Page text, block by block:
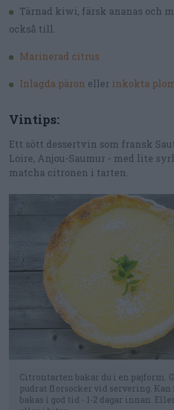
Tärnad kiwi, färsk ananas och
också till.
Marinerad citrus
Inlagda päron eller inkokta
Vintips:
Ett sött dessertvin som fransk
Loire, Anjou-Saumur - med lite
matcha citronen i tarten.
Citrontarten bakar du i en pajform.
pudrat florsocker vid servering. Kan
bakas i god tid - 1-2 dagar innan.